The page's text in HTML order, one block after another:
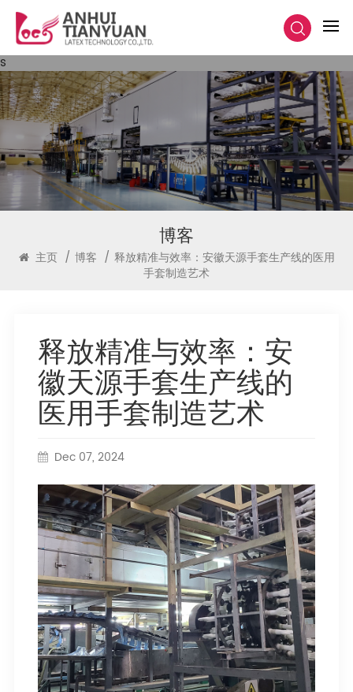
s
博客
主页 / 博客 / 释放精准与效率：安徽天源手套生产线的医用
手套制造艺术
释放精准与效率：安
徽天源手套生产线的
医用手套制造艺术
Dec 07, 2024